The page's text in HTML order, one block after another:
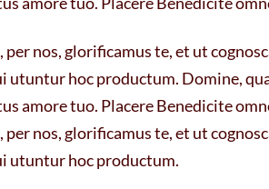
per nos, glorificamus te, et ut
utuntur hoc productum. Domine,
amore tuo. Placere Benedicite
per nos, glorificamus te, et ut
utuntur hoc productum.